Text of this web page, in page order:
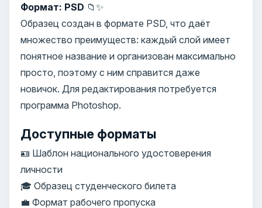
Формат: PSD 📁✨
Образец создан в формате PSD, что даёт
множество преимуществ: каждый слой имеет
понятное название и организован максимально
просто, поэтому с ним справится даже
новичок. Для редактирования потребуется
программа Photoshop.
Доступные форматы
🪪 Шаблон национального удостоверения
личности
🎓 Образец студенческого билета
💼 Формат рабочего пропуска